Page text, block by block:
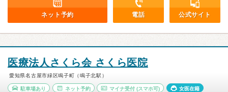
ネット予約 電話 公式サイト
医療法人さくら会 さくら医院
愛知県名古屋市緑区鳴子町（鳴子北駅）
駐車場あり ネット予約 マイナ受付 (スマホ可) 女医在籍